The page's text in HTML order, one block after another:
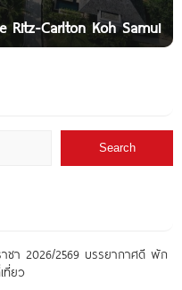
Ritz-Carlton Koh Samui
Search
ชา 2026/2569 บรรยากาศดี พัก
ที่ยว